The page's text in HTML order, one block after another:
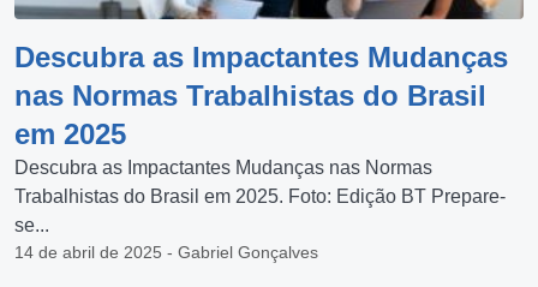
Descubra as Impactantes Mudanças
nas Normas Trabalhistas do Brasil
em 2025
Descubra as Impactantes Mudanças nas Normas
Trabalhistas do Brasil em 2025. Foto: Edição BT Prepare-
se...
14 de abril de 2025 - Gabriel Gonçalves